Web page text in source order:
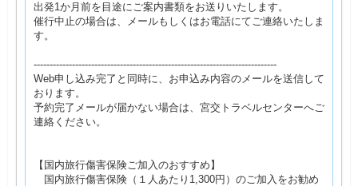
出発1か月前を目途にご案内書類をお送りいたします。
催行中止の場合は、メールもしくはお電話にてご連絡いたしま
す。
----------------------------------------------------------------------------
Web申し込み完了と同時に、お申込み内容のメールを送信して
おります。
予約完了メールが届かない場合は、宮交トラベルセンターへご
連絡ください。
【国内旅行傷害保険ご加入のおすすめ】
国内旅行傷害保険（１人あたり1,300円）のご加入をお勧め